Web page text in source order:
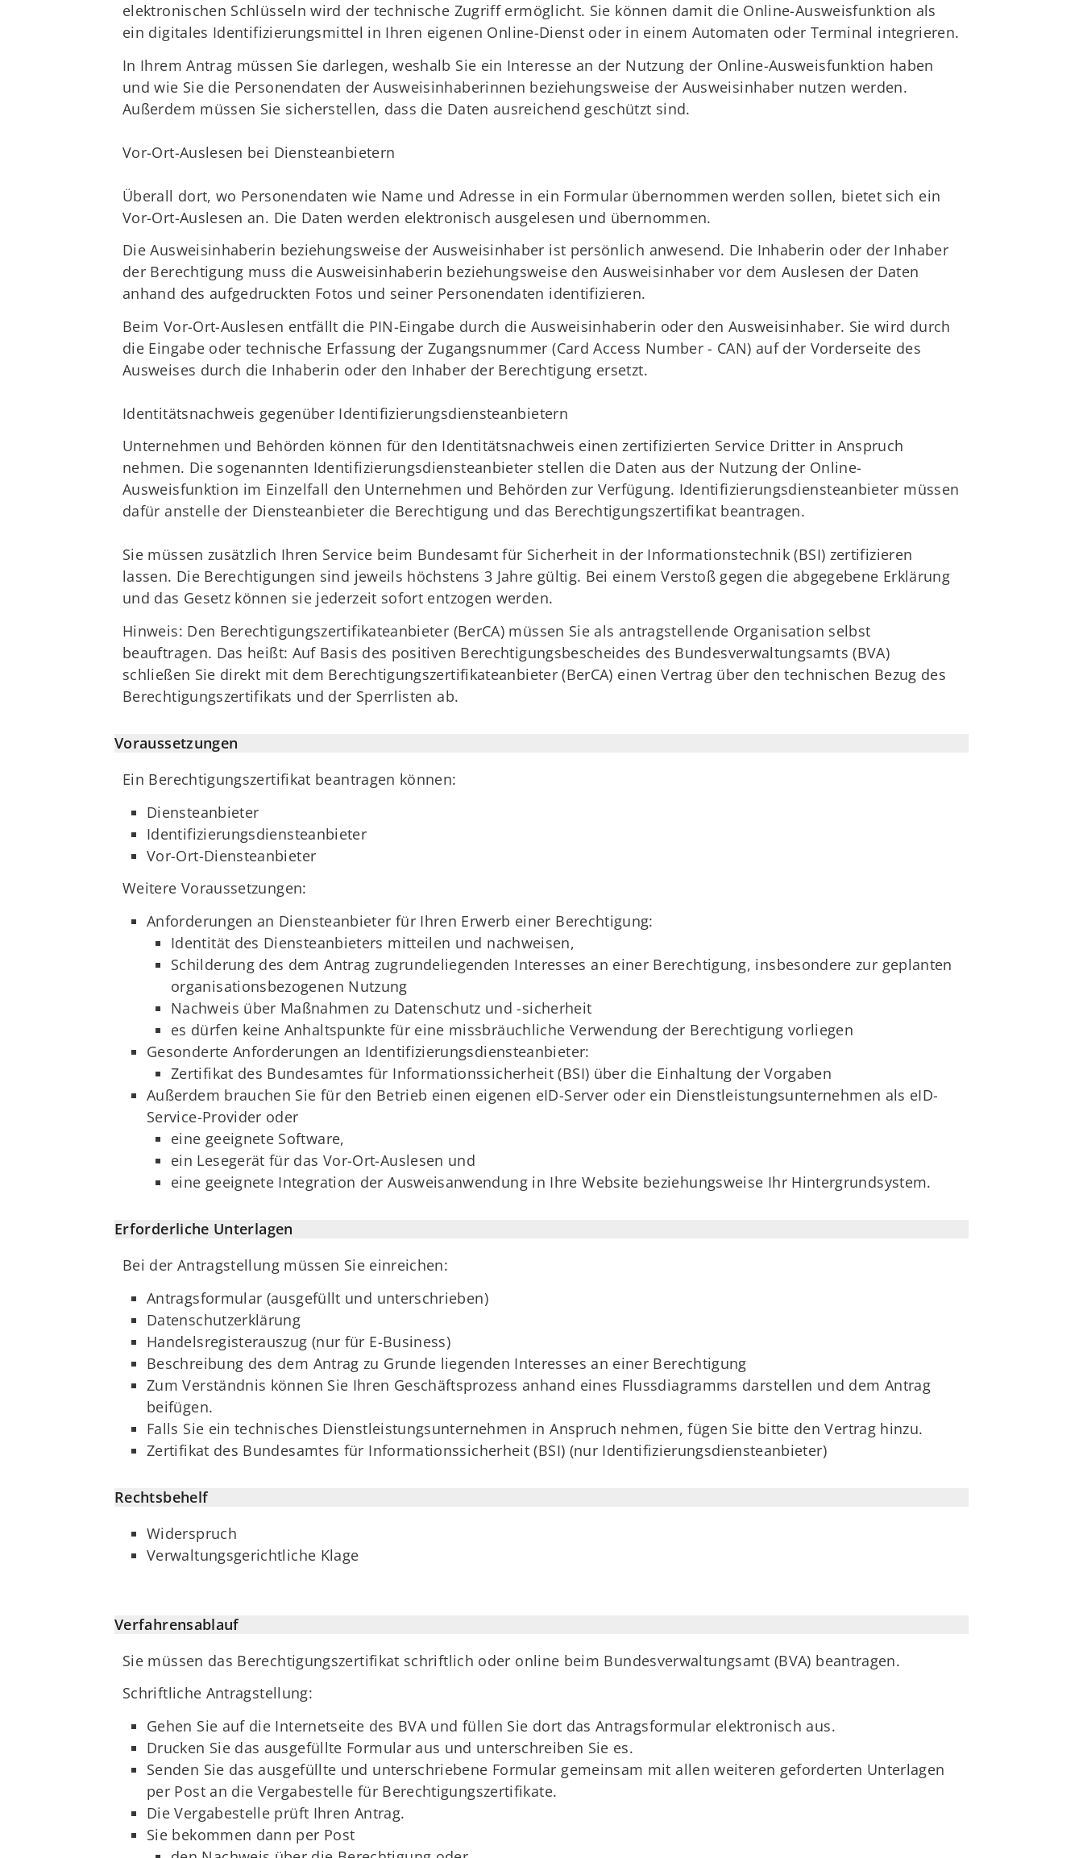
elektronischen Schlüsseln wird der technische Zugriff ermöglicht. Sie können damit die Online-Ausweisfunktion als
ein digitales Identifizierungsmittel in Ihren eigenen Online-Dienst oder in einem Automaten oder Terminal integrieren.
In Ihrem Antrag müssen Sie darlegen, weshalb Sie ein Interesse an der Nutzung der Online-Ausweisfunktion haben
und wie Sie die Personendaten der Ausweisinhaberinnen beziehungsweise der Ausweisinhaber nutzen werden.
Außerdem müssen Sie sicherstellen, dass die Daten ausreichend geschützt sind.
Vor-Ort-Auslesen bei Diensteanbietern
Überall dort, wo Personendaten wie Name und Adresse in ein Formular übernommen werden sollen, bietet sich ein
Vor-Ort-Auslesen an. Die Daten werden elektronisch ausgelesen und übernommen.
Die Ausweisinhaberin beziehungsweise der Ausweisinhaber ist persönlich anwesend. Die Inhaberin oder der Inhaber
der Berechtigung muss die Ausweisinhaberin beziehungsweise den Ausweisinhaber vor dem Auslesen der Daten
anhand des aufgedruckten Fotos und seiner Personendaten identifizieren.
Beim Vor-Ort-Auslesen entfällt die PIN-Eingabe durch die Ausweisinhaberin oder den Ausweisinhaber. Sie wird durch
die Eingabe oder technische Erfassung der Zugangsnummer (Card Access Number - CAN) auf der Vorderseite des
Ausweises durch die Inhaberin oder den Inhaber der Berechtigung ersetzt.
Identitätsnachweis gegenüber Identifizierungsdiensteanbietern
Unternehmen und Behörden können für den Identitätsnachweis einen zertifizierten Service Dritter in Anspruch
nehmen. Die sogenannten Identifizierungsdiensteanbieter stellen die Daten aus der Nutzung der Online-
Ausweisfunktion im Einzelfall den Unternehmen und Behörden zur Verfügung. Identifizierungsdiensteanbieter müssen
dafür anstelle der Diensteanbieter die Berechtigung und das Berechtigungszertifikat beantragen.
Sie müssen zusätzlich Ihren Service beim Bundesamt für Sicherheit in der Informationstechnik (BSI) zertifizieren
lassen. Die Berechtigungen sind jeweils höchstens 3 Jahre gültig. Bei einem Verstoß gegen die abgegebene Erklärung
und das Gesetz können sie jederzeit sofort entzogen werden.
Hinweis: Den Berechtigungszertifikateanbieter (BerCA) müssen Sie als antragstellende Organisation selbst
beauftragen. Das heißt: Auf Basis des positiven Berechtigungsbescheides des Bundesverwaltungsamts (BVA)
schließen Sie direkt mit dem Berechtigungszertifikateanbieter (BerCA) einen Vertrag über den technischen Bezug des
Berechtigungszertifikats und der Sperrlisten ab.
Voraussetzungen
Ein Berechtigungszertifikat beantragen können:
Diensteanbieter
Identifizierungsdiensteanbieter
Vor-Ort-Diensteanbieter
Weitere Voraussetzungen:
Anforderungen an Diensteanbieter für Ihren Erwerb einer Berechtigung:
Identität des Diensteanbieters mitteilen und nachweisen,
Schilderung des dem Antrag zugrundeliegenden Interesses an einer Berechtigung, insbesondere zur geplanten
organisationsbezogenen Nutzung
Nachweis über Maßnahmen zu Datenschutz und -sicherheit
es dürfen keine Anhaltspunkte für eine missbräuchliche Verwendung der Berechtigung vorliegen
Gesonderte Anforderungen an Identifizierungsdiensteanbieter:
Zertifikat des Bundesamtes für Informationssicherheit (BSI) über die Einhaltung der Vorgaben
Außerdem brauchen Sie für den Betrieb einen eigenen eID-Server oder ein Dienstleistungsunternehmen als eID-
Service-Provider oder
eine geeignete Software,
ein Lesegerät für das Vor-Ort-Auslesen und
eine geeignete Integration der Ausweisanwendung in Ihre Website beziehungsweise Ihr Hintergrundsystem.
Erforderliche Unterlagen
Bei der Antragstellung müssen Sie einreichen:
Antragsformular (ausgefüllt und unterschrieben)
Datenschutzerklärung
Handelsregisterauszug (nur für E-Business)
Beschreibung des dem Antrag zu Grunde liegenden Interesses an einer Berechtigung
Zum Verständnis können Sie Ihren Geschäftsprozess anhand eines Flussdiagramms darstellen und dem Antrag
beifügen.
Falls Sie ein technisches Dienstleistungsunternehmen in Anspruch nehmen, fügen Sie bitte den Vertrag hinzu.
Zertifikat des Bundesamtes für Informationssicherheit (BSI) (nur Identifizierungsdiensteanbieter)
Rechtsbehelf
Widerspruch
Verwaltungsgerichtliche Klage
Verfahrensablauf
Sie müssen das Berechtigungszertifikat schriftlich oder online beim Bundesverwaltungsamt (BVA) beantragen.
Schriftliche Antragstellung:
Gehen Sie auf die Internetseite des BVA und füllen Sie dort das Antragsformular elektronisch aus.
Drucken Sie das ausgefüllte Formular aus und unterschreiben Sie es.
Senden Sie das ausgefüllte und unterschriebene Formular gemeinsam mit allen weiteren geforderten Unterlagen
per Post an die Vergabestelle für Berechtigungszertifikate.
Die Vergabestelle prüft Ihren Antrag.
Sie bekommen dann per Post